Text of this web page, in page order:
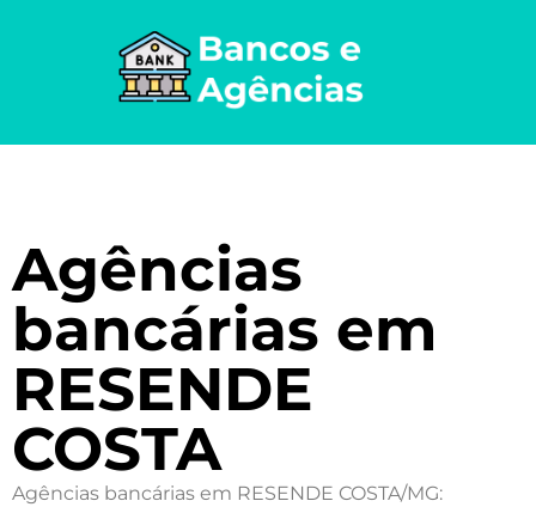
Agências
bancárias em
RESENDE
COSTA
Agências bancárias em RESENDE COSTA/MG: